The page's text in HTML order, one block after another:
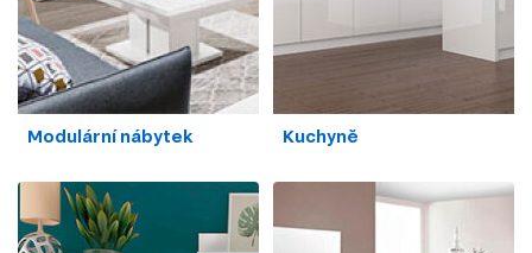
Modulární nábytek Kuchyně